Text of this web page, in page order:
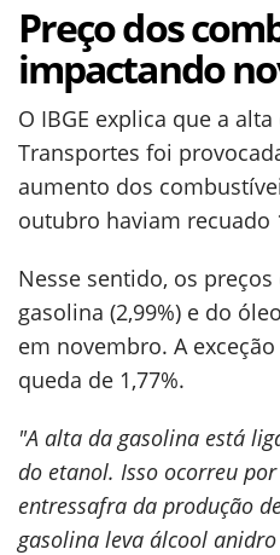
Preço dos
impactando
O IBGE explica que a
Transportes foi
aumento dos
outubro haviam recuado
Nesse sentido, os preços
gasolina (2,99%) e do
em novembro. A
queda de 1,77%.
"A alta da gasolina está
do etanol. Isso ocorreu
entressafra da produção
gasolina leva álcool